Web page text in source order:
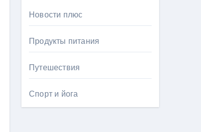
Новости плюс
Продукты питания
Путешествия
Спорт и йога